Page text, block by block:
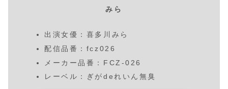
みら
出演女優：喜多川みら
配信品番：fcz026
メーカー品番：FCZ-026
レーベル：ぎがdeれいん無臭